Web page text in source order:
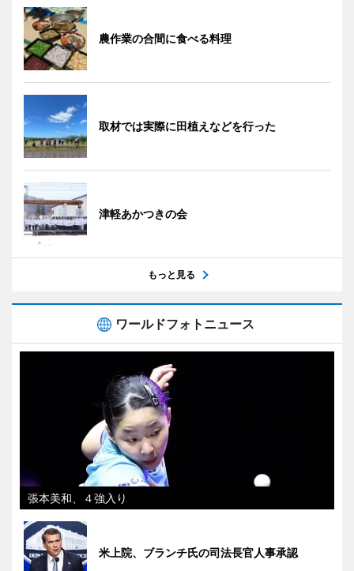
農作業の合間に食べる料理
取材では実際に田植えなどを行った
津軽あかつきの会
もっと見る
ワールドフォトニュース
張本美和、４強入り
米上院、ブランチ氏の司法長官人事承認